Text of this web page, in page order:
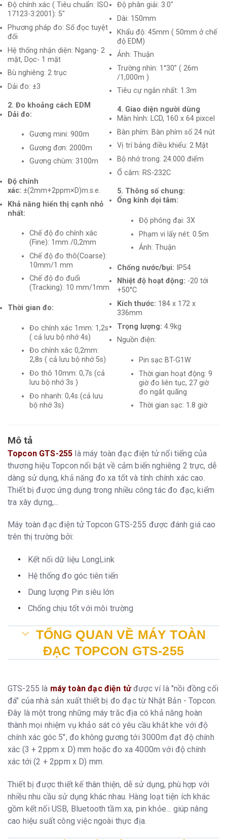
Độ chính xác ( Tiêu chuẩn: ISO
17123-3:2001): 5″
Phương pháp đo: Số đọc tuyệt
đối
Hệ thống nhận diện: Ngang- 2
mặt, Dọc- 1 mặt
Bù nghiêng: 2 trục
Dải đo: ±3
2. Đo khoảng cách EDM
Dải đo:
Gương mini: 900m
Gương đơn: 2000m
Gương chùm: 3100m
Độ chính
xác: ±(2mm+2ppm×D)m.s.e.
Khả năng hiển thị cạnh nhỏ
nhất:
Chế độ đo chính xác
(Fine): 1mm /0,2mm
Chế độ đo thô(Coarse):
10mm/1 mm
Chế độ đo đuổi
(Tracking): 10 mm/1mm
Thời gian đo:
Đo chính xác 1mm: 1,2s
( cả lưu bộ nhớ 4s)
Đo chính xác 0,2mm:
2,8s ( cả lưu bộ nhớ 5s)
Đo thô 10mm: 0,7s (cả
lưu bộ nhớ 3s )
Đo nhanh: 0,4s (cả lưu
bộ nhớ 3s)
Độ phân giải: 3.0″
Dài: 150mm
Khẩu độ: 45mm ( 50mm ở chế
độ EDM)
Ảnh: Thuận
Trường nhìn: 1°30” ( 26m
/1,000m )
Tiêu cự ngắn nhất: 1.3m
4. Giao diện người dùng
Màn hình: LCD, 160 x 64 pixcel
Bàn phím: Bàn phím số 24 nút
Vị trí bảng điều khiểu: 2 Mặt
Bộ nhớ trong: 24.000 điểm
Ổ cắm: RS-232C
5. Thông số chung:
Ống kính dọi tâm:
Độ phóng đại: 3X
Phạm vi lấy nét: 0.5m
Ảnh: Thuận
Chống nước/bụi: IP54
Nhiệt độ hoạt động: -20 tới
+50°C
Kích thước: 184 x 172 x
336mm
Trọng lượng: 4.9kg
Nguồn điện:
Pin sạc BT-G1W
Thời gian hoạt động: 9
giờ đo liên tục, 27 giờ
đo ngắt quãng
Thời gian sạc: 1.8 giờ
Mô tả
Topcon GTS-255 là máy toàn đạc điện tử nổi tiếng của
thương hiệu Topcon nổi bật về cảm biến nghiêng 2 trực, dễ
dàng sử dụng, khả năng đo xa tốt và tính chính xác cao.
Thiết bị được ứng dụng trong nhiều công tác đo đạc, kiểm
tra xây dựng,...
Máy toàn đạc điện tử Topcon GTS-255 được đánh giá cao
trên thị trường bởi:
Kết nối dữ liệu LongLink
Hệ thống đo góc tiên tiến
Dung lượng Pin siêu lớn
Chống chịu tốt với môi trường
TỔNG QUAN VỀ MÁY TOÀN
ĐẠC TOPCON GTS-255
GTS-255 là máy toàn đạc điện tửđược ví là "nồi đồng cối
đá" của nhà sản xuất thiết bị đo đạc từ Nhật Bản - Topcon.
Đây là một trong những máy trắc địa có khả năng hoàn
thành mọi nhiệm vụ khảo sát có yêu cầu khắt khe với độ
chính xác góc 5", đo không gương tới 3000m đạt độ chính
xác (3 + 2ppm x D) mm hoặc đo xa 4000m với độ chính
xác tới (2 + 2ppm x D) mm.
Thiết bị được thiết kế thân thiện, dễ sử dụng, phù hợp với
nhiều nhu cầu sử dụng khác nhau. Hàng loạt tiện ích khác
gồm kết nối USB, Bluetooth tầm xa, pin khỏe... giúp nâng
cao hiệu suất công việc ngoài thực địa.